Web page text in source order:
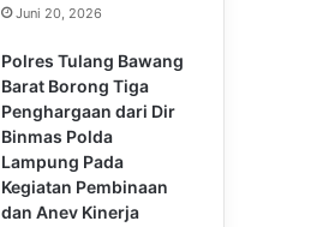
Juni 20, 2026
Polres Tulang Bawang
Barat Borong Tiga
Penghargaan dari Dir
Binmas Polda
Lampung Pada
Kegiatan Pembinaan
dan Anev Kinerja